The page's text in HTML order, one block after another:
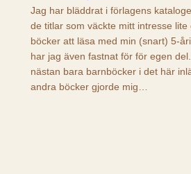
Jag har bläddrat i förlagens
de titlar som väckte mitt intresse
böcker att läsa med min (snart) 5-
har jag även fastnat för för egen
nästan bara barnböcker i det här
andra böcker gjorde mig…